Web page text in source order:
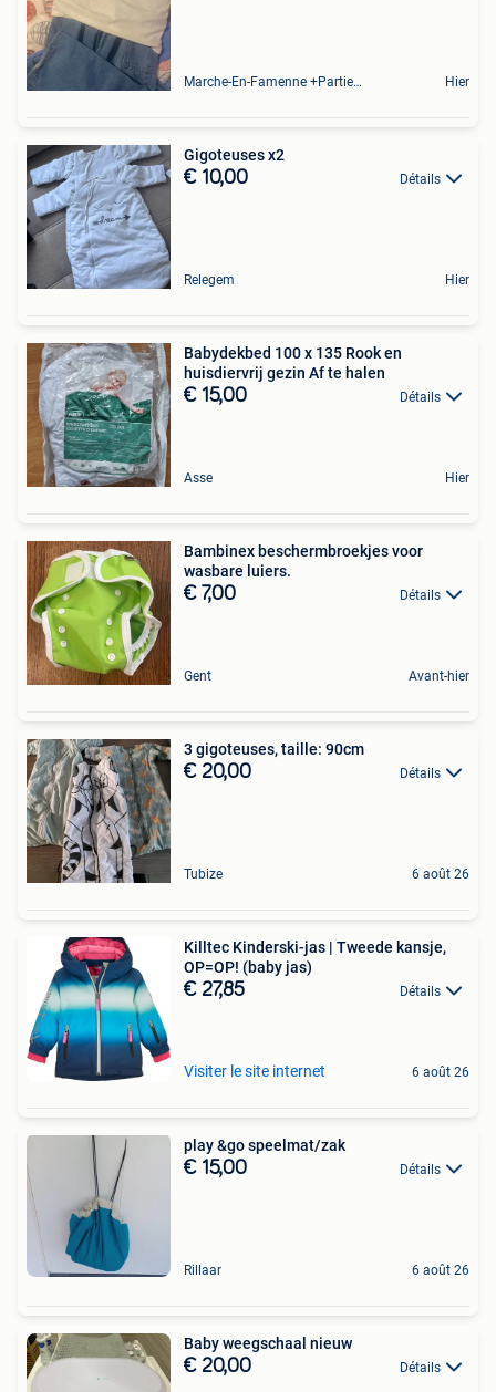
Marche-En-Famenne +Partie De Baillonville Et Noiseux Hier
Gigoteuses x2
€ 10,00 Détails
Relegem Hier
Babydekbed 100 x 135 Rook en
huisdiervrij gezin Af te halen
€ 15,00 Détails
Asse Hier
Bambinex beschermbroekjes voor
wasbare luiers.
€ 7,00 Détails
Gent Avant-hier
3 gigoteuses, taille: 90cm
€ 20,00 Détails
Tubize 6 août 26
Killtec Kinderski-jas | Tweede kansje,
OP=OP! (baby jas)
€ 27,85 Détails
Visiter le site internet 6 août 26
play &go speelmat/zak
€ 15,00 Détails
Rillaar 6 août 26
Baby weegschaal nieuw
€ 20,00 Détails